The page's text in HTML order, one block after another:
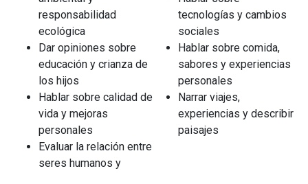
responsabilidad
ecológica
Dar opiniones sobre
educación y crianza de
los hijos
Hablar sobre calidad de
vida y mejoras
personales
Evaluar la relación entre
seres humanos y
tecnologías y cambios
sociales
Hablar sobre comida,
sabores y experiencias
personales
Narrar viajes,
experiencias y describir
paisajes